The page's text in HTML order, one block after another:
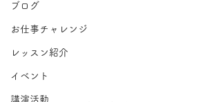
ブログ
お仕事チャレンジ
レッスン紹介
イベント
講演活動